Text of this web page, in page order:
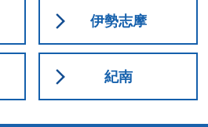
伊勢志摩
紀南